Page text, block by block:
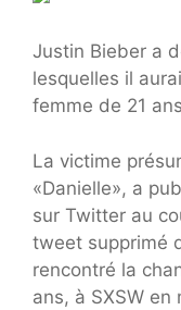
Justin Bieber a
lesquelles il
femme de 21
La victime
«Danielle», a
sur Twitter au
tweet supprimé
rencontré la
ans, à SXSW en